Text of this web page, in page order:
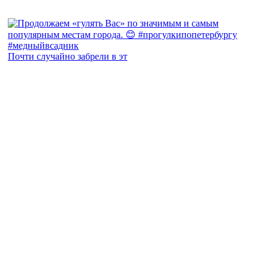
Почти случайно забрели в эт